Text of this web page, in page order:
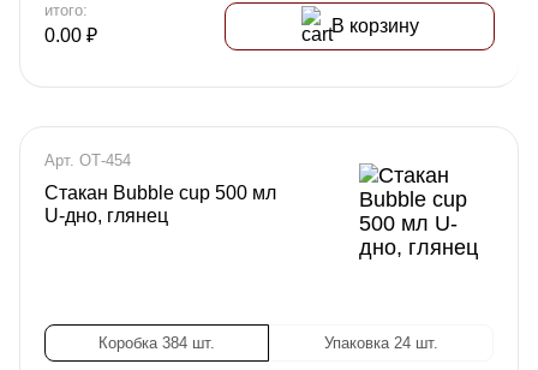
итого:
0.00 ₽ В корзину
Арт. ОТ-454
Стакан Bubble cup 500 мл
U-дно, глянец
Коробка 384 шт. Упаковка 24 шт.